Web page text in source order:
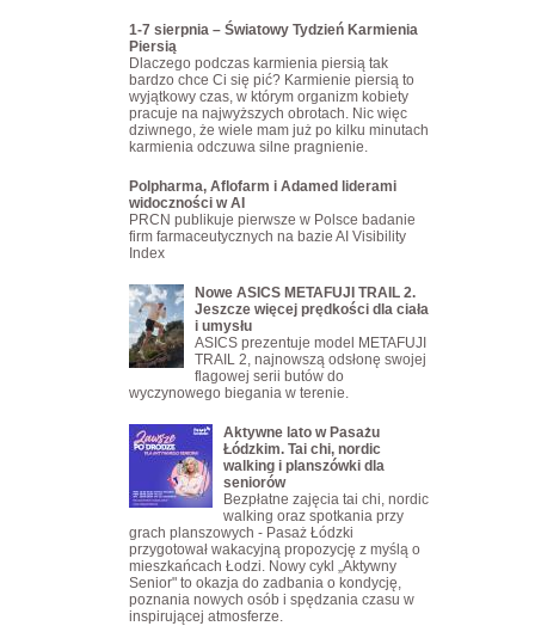
1-7 sierpnia – Światowy Tydzień Karmienia
Piersią
Dlaczego podczas karmienia piersią tak
bardzo chce Ci się pić? Karmienie piersią to
wyjątkowy czas, w którym organizm kobiety
pracuje na najwyższych obrotach. Nic więc
dziwnego, że wiele mam już po kilku minutach
karmienia odczuwa silne pragnienie.
Polpharma, Aflofarm i Adamed liderami
widoczności w AI
PRCN publikuje pierwsze w Polsce badanie
firm farmaceutycznych na bazie AI Visibility
Index
Nowe ASICS METAFUJI TRAIL 2.
Jeszcze więcej prędkości dla ciała
i umysłu
ASICS prezentuje model METAFUJI
TRAIL 2, najnowszą odsłonę swojej
flagowej serii butów do
wyczynowego biegania w terenie.
Aktywne lato w Pasażu
Łódzkim. Tai chi, nordic
walking i planszówki dla
seniorów
Bezpłatne zajęcia tai chi, nordic
walking oraz spotkania przy
grach planszowych - Pasaż Łódzki
przygotował wakacyjną propozycję z myślą o
mieszkańcach Łodzi. Nowy cykl „Aktywny
Senior" to okazja do zadbania o kondycję,
poznania nowych osób i spędzania czasu w
inspirującej atmosferze.